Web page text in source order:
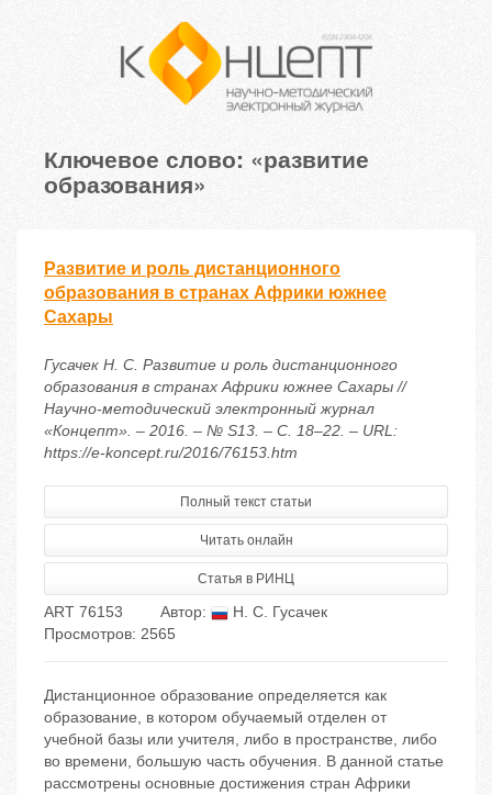
Ключевое слово: «развитие
образования»
Развитие и роль дистанционного
образования в странах Африки южнее
Сахары
Гусачек Н. С. Развитие и роль дистанционного
образования в странах Африки южнее Сахары //
Научно-методический электронный журнал
«Концепт». – 2016. – № S13. – С. 18–22. – URL:
https://e-koncept.ru/2016/76153.htm
Полный текст статьи
Читать онлайн
Статья в РИНЦ
ART 76153 Автор:
Н. С. Гусачек
Просмотров: 2565
Дистанционное образование определяется как
образование, в котором обучаемый отделен от
учебной базы или учителя, либо в пространстве, либо
во времени, большую часть обучения. В данной статье
рассмотрены основные достижения стран Африки